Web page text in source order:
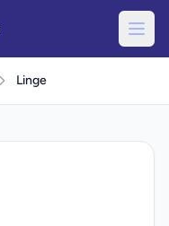
Linge